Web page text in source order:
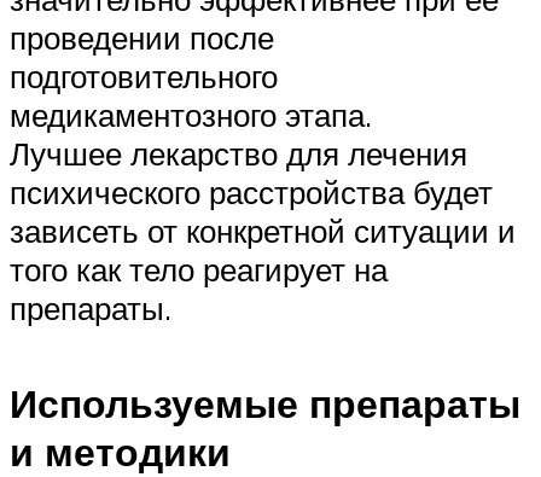
проведении после
подготовительного
медикаментозного этапа.
Лучшее лекарство для лечения
психического расстройства будет
зависеть от конкретной ситуации и
того как тело реагирует на
препараты.
Используемые препараты
и методики